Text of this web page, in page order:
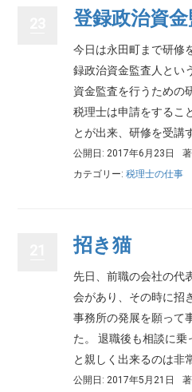
登録政治資
今日は永田町まで研修
録政治資金監査人とい
資金監査を行うための
税理士は申請をするこ
とが出来、研修を受講
公開日: 2017年6月23日
カテゴリー:税理士の仕事
招き猫
先日、前職の会社の代
会があり、その時に招
事務所の発展を願って
た。 退職後も相談に乗
と親しく出来るのは非
公開日: 2017年5月21日